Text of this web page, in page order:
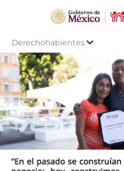
Derechohabientes